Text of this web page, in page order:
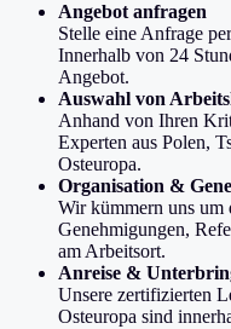
Angebot anfragen
Stelle eine Anfrage
Innerhalb von 24
Angebot.
Auswahl von
Anhand von Ihren
Experten aus Polen,
Osteuropa.
Organisation &
Wir kümmern uns um
Genehmigungen,
am Arbeitsort.
Anreise &
Unsere zertifizierten
Osteuropa sind